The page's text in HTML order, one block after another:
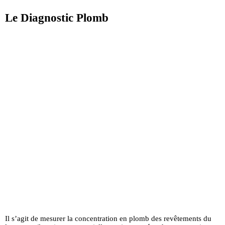
Le Diagnostic Plomb
Il s’agit de mesurer la concentration en plomb des revêtements du